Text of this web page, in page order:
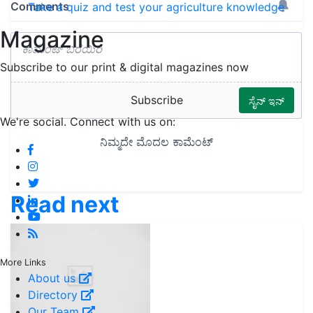
Take a quiz and test your agriculture knowledge
Magazine
Subscribe to our print & digital magazines now
Subscribe
We're social. Connect with us on:
More Links
About us
Directory
Read next